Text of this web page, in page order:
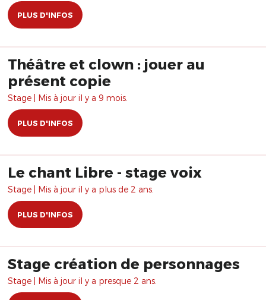
PLUS D'INFOS
Théâtre et clown : jouer au
présent copie
Stage | Mis à jour il y a 9 mois.
PLUS D'INFOS
Le chant Libre - stage voix
Stage | Mis à jour il y a plus de 2 ans.
PLUS D'INFOS
Stage création de personnages
Stage | Mis à jour il y a presque 2 ans.